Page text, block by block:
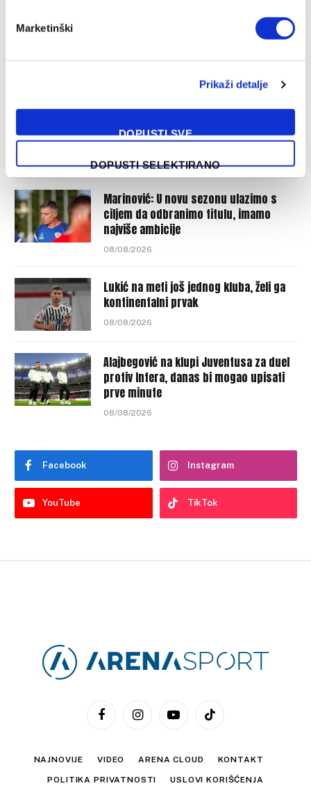
Marketinški
Prikaži detalje
DOPUSTI SVE
DOPUSTI SELEKTIRANO
redu i napadu
08/08/2026
Marinović: U novu sezonu ulazimo s
ciljem da odbranimo titulu, imamo
najviše ambicije
08/08/2026
Lukić na meti još jednog kluba, želi ga
kontinentalni prvak
08/08/2026
Alajbegović na klupi Juventusa za duel
protiv Intera, danas bi mogao upisati
prve minute
08/08/2026
Facebook Instagram
YouTube TikTok
FacebookInstagramYouTubeTikTok
NAJNOVIJE VIDEO ARENA CLOUD KONTAKT
POLITIKA PRIVATNOSTI USLOVI KORIŠĆENJA